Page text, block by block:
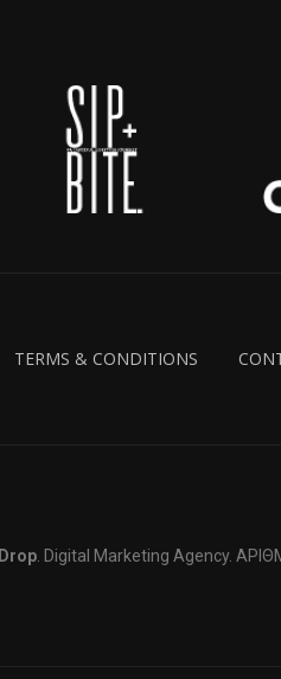
TERMS & CONDITIONS
Drop . Digital Marketing Agency.